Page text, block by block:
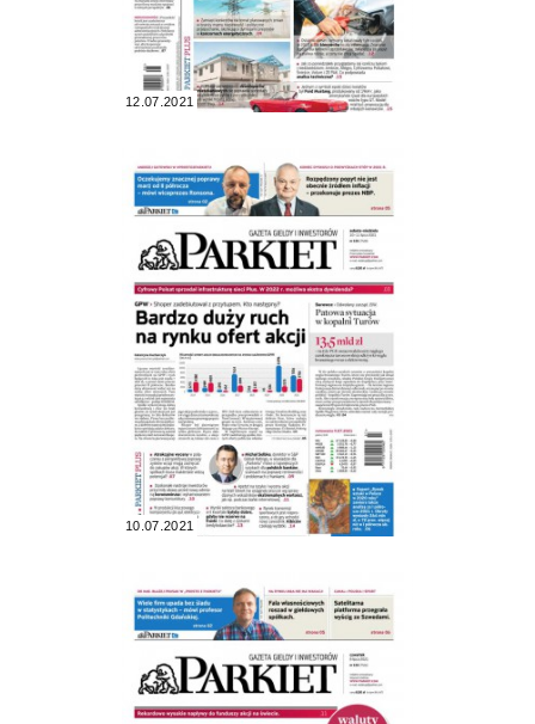
12.07.2021
10.07.2021